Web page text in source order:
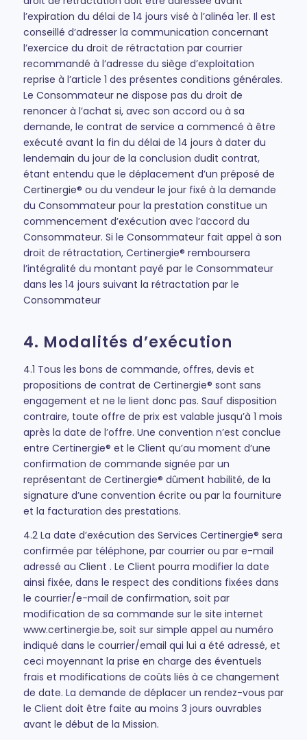
l’expiration du délai de 14 jours visé à l’alinéa 1er. Il est
conseillé d’adresser la communication concernant
l’exercice du droit de rétractation par courrier
recommandé à l’adresse du siège d’exploitation
reprise à l’article 1 des présentes conditions générales.
Le Consommateur ne dispose pas du droit de
renoncer à l’achat si, avec son accord ou à sa
demande, le contrat de service a commencé à être
exécuté avant la fin du délai de 14 jours à dater du
lendemain du jour de la conclusion dudit contrat,
étant entendu que le déplacement d’un préposé de
Certinergie® ou du vendeur le jour fixé à la demande
du Consommateur pour la prestation constitue un
commencement d’exécution avec l’accord du
Consommateur. Si le Consommateur fait appel à son
droit de rétractation, Certinergie® remboursera
l’intégralité du montant payé par le Consommateur
dans les 14 jours suivant la rétractation par le
Consommateur
4. Modalités d’exécution
4.1 Tous les bons de commande, offres, devis et
propositions de contrat de Certinergie® sont sans
engagement et ne le lient donc pas. Sauf disposition
contraire, toute offre de prix est valable jusqu’à 1 mois
après la date de l’offre. Une convention n’est conclue
entre Certinergie® et le Client qu’au moment d’une
confirmation de commande signée par un
représentant de Certinergie® dûment habilité, de la
signature d’une convention écrite ou par la fourniture
et la facturation des prestations.
4.2 La date d’exécution des Services Certinergie® sera
confirmée par téléphone, par courrier ou par e-mail
adressé au Client . Le Client pourra modifier la date
ainsi fixée, dans le respect des conditions fixées dans
le courrier/e-mail de confirmation, soit par
modification de sa commande sur le site internet
www.certinergie.be, soit sur simple appel au numéro
indiqué dans le courrier/email qui lui a été adressé, et
ceci moyennant la prise en charge des éventuels
frais et modifications de coûts liés à ce changement
de date. La demande de déplacer un rendez-vous par
le Client doit être faite au moins 3 jours ouvrables
avant le début de la Mission.